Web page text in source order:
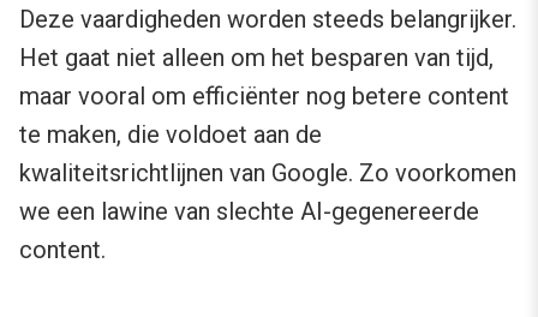
Deze vaardigheden worden steeds belangrijker.
Het gaat niet alleen om het besparen van tijd,
maar vooral om efficiënter nog betere content
te maken, die voldoet aan de
kwaliteitsrichtlijnen van Google. Zo voorkomen
we een lawine van slechte AI-gegenereerde
content.